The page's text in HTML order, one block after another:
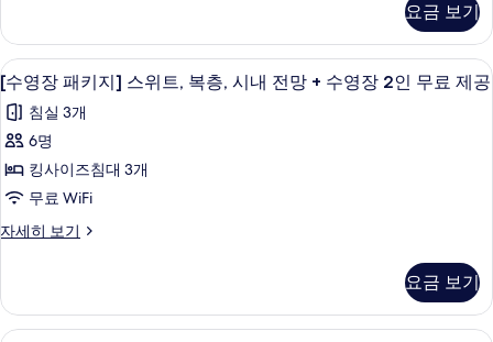
제
공
사
진
모
두
보
기
세
보
기
인
무
료
제
공
사
진
모
보
기
인
무
료
제
공
자
세
보
기
트,
바
다
전
망,
코
너
+
장
키
지]
스
위
트,
바
전
망,
너
장
2
요금 보기
[수
영
장
패
키
스
트,
복
미니바, 암막 커튼, 방음 설비, 무료 WiFi
9
[수영장 패키지] 스위트, 복층, 시내 전망 + 수영장 2인 무료 제공
침실 3개
6명
킹사이즈침대 3개
무료 WiFi
자세히 보기
[수
키
지]
요금 보기
미니바, 암막 커튼, 방음 설비, 무료 WiFi